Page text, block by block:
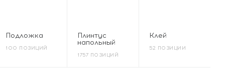
Подложка
100 ПОЗИЦИЙ
Плинтус
напольный
1757 ПОЗИЦИЙ
Клей
52 ПОЗИЦИИ